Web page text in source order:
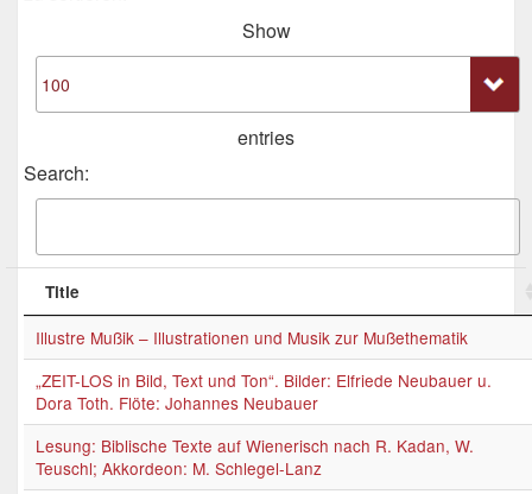
Show
entries
Search:
Title
Illustre Mußik – Illustrationen und Musik zur Mußethematik
„ZEIT-LOS in Bild, Text und Ton“. Bilder: Elfriede Neubauer u.
Dora Toth. Flöte: Johannes Neubauer
Lesung: Biblische Texte auf Wienerisch nach R. Kadan, W.
Teuschl; Akkordeon: M. Schlegel-Lanz